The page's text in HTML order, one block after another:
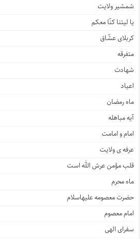
شمشیر ولایت
یا لیتنا کنّا معکم
کربلای عشّاق
متفرقه
شهادت
اعیاد
ماه رمضان
آیه مباهله
امام و امامت
عرفه ی ولایت
قلب مؤمن عرش الله است
ماه محرم
حضرت معصومه علیهاسلام
امام معصوم
سفرای الهی